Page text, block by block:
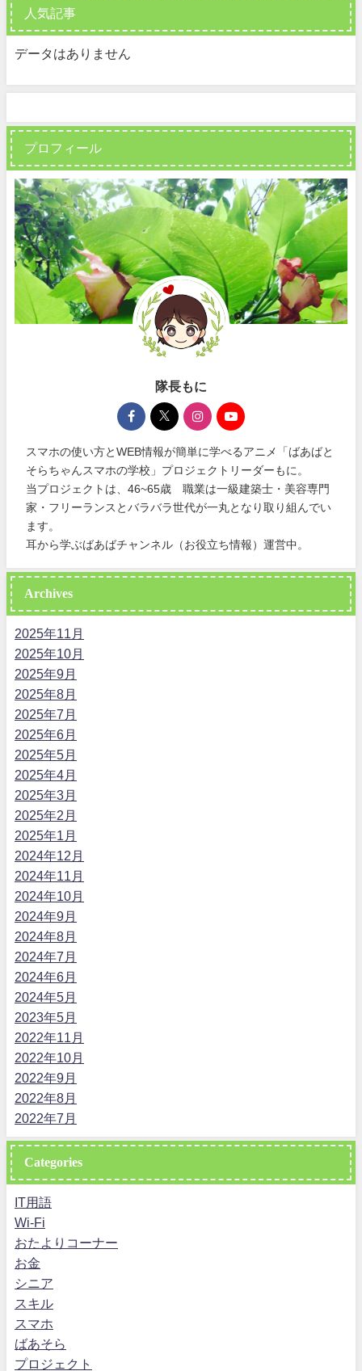
人気記事
データはありません
プロフィール
隊長もに
スマホの使い方とWEB情報が簡単に学べるアニメ「ばあばと
そらちゃんスマホの学校」プロジェクトリーダーもに。
当プロジェクトは、46~65歳 職業は一級建築士・美容専門
家・フリーランスとバラバラ世代が一丸となり取り組んでい
ます。
耳から学ぶばあばチャンネル（お役立ち情報）運営中。
Archives
2025年11月
2025年10月
2025年9月
2025年8月
2025年7月
2025年6月
2025年5月
2025年4月
2025年3月
2025年2月
2025年1月
2024年12月
2024年11月
2024年10月
2024年9月
2024年8月
2024年7月
2024年6月
2024年5月
2023年5月
2022年11月
2022年10月
2022年9月
2022年8月
2022年7月
Categories
IT用語
Wi-Fi
おたよりコーナー
お金
シニア
スキル
スマホ
ばあそら
プロジェクト